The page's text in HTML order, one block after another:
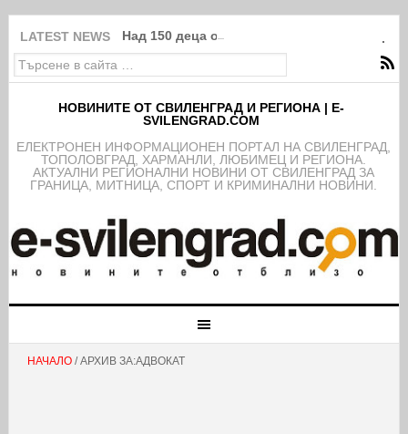
LATEST NEWS Над 150 деца от школата на ФК
НОВИНИТЕ ОТ СВИЛЕНГРАД И РЕГИОНА | E-
SVILENGRAD.COM
EЛЕКТРОНЕН ИНФОРМАЦИОНЕН ПОРТАЛ НА СВИЛЕНГРАД,
ТОПОЛОВГРАД, ХАРМАНЛИ, ЛЮБИМЕЦ И РЕГИОНА.
АКТУАЛНИ РЕГИОНАЛНИ НОВИНИ ОТ СВИЛЕНГРАД ЗА
ГРАНИЦА, МИТНИЦА, СПОРТ И КРИМИНАЛНИ НОВИНИ.
НАЧАЛО/ АРХИВ ЗА:АДВОКАТ